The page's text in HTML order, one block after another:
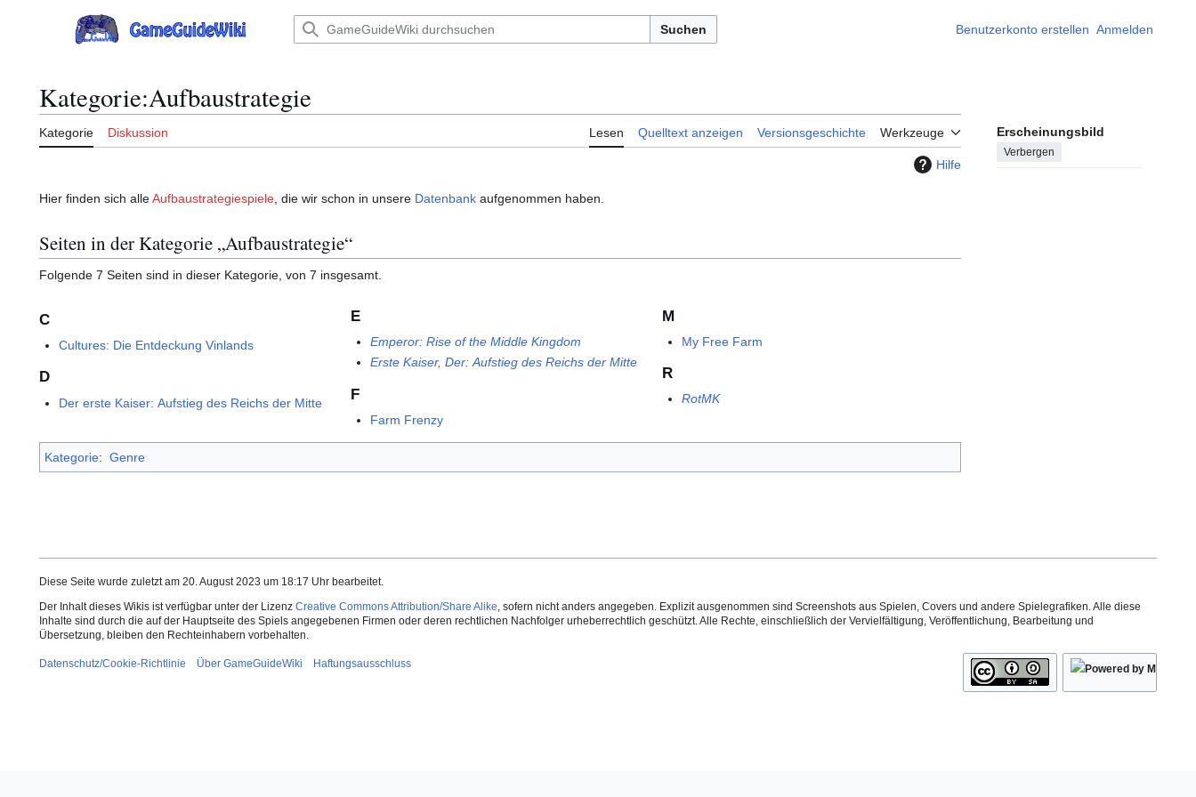
Hauptmenü Suchen Benutzerkonto erstellen Anmelden
Kategorie:Aufbaustrategie
Kategorie Diskussion Lesen Quelltext anzeigen Versionsgeschichte Werkzeuge Erscheinungsbild
Verbergen
Hilfe
Hier finden sich alleAufbaustrategiespiele , die wir schon in unsere Datenbank aufgenommen haben.
Seiten in der Kategorie „Aufbaustrategie“
Folgende 7 Seiten sind in dieser Kategorie, von 7 insgesamt.
C
Cultures: Die Entdeckung Vinlands
D
Der erste Kaiser: Aufstieg des Reichs der Mitte
E
Emperor: Rise of the Middle Kingdom
Erste Kaiser, Der: Aufstieg des Reichs der Mitte
F
Farm Frenzy
M
My Free Farm
R
RotMK
Kategorie: Genre
Diese Seite wurde zuletzt am 20. August 2023 um 18:17 Uhr bearbeitet.
Der Inhalt dieses Wikis ist verfügbar unter der Lizenz Creative Commons Attribution/Share Alike , sofern nicht anders angegeben. Explizit ausgenommen sind Screenshots aus Spielen, Covers und andere Spielegrafiken. Alle diese
Inhalte sind durch die auf der Hauptseite des Spiels angegebenen Firmen oder deren rechtlichen Nachfolger urheberrechtlich geschützt. Alle Rechte, einschließlich der Vervielfältigung, Veröffentlichung, Bearbeitung und
Übersetzung, bleiben den Rechteinhabern vorbehalten.
Datenschutz/Cookie-Richtlinie Über GameGuideWiki Haftungsausschluss